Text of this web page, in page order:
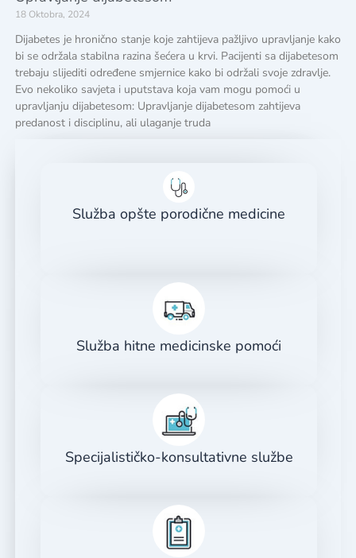
18 Oktobra, 2024
Dijabetes je hronično stanje koje zahtijeva pažljivo upravljanje kako
bi se održala stabilna razina šećera u krvi. Pacijenti sa dijabetesom
trebaju slijediti određene smjernice kako bi održali svoje zdravlje.
Evo nekoliko savjeta i uputstava koja vam mogu pomoći u
upravljanju dijabetesom: Upravljanje dijabetesom zahtijeva
predanost i disciplinu, ali ulaganje truda
Služba opšte porodične medicine
Služba hitne medicinske pomoći
Specijalističko-konsultativne službe